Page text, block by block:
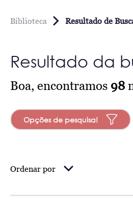
Biblioteca Resultado de
Resultado da
Boa, encontramos 98
Opções de pesquisa!
Ordenar por